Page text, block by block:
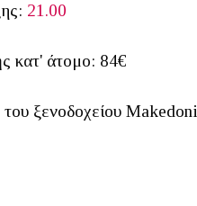
21.00
κατ' άτομο: 84€
του ξενοδοχείου